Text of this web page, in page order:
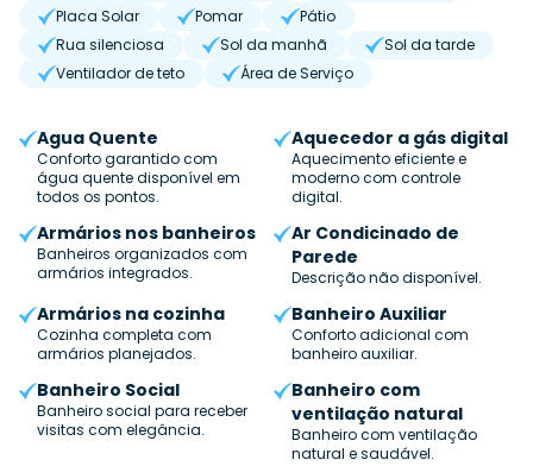
Placa Solar
Pomar
Pátio
Rua silenciosa
Sol da manhã
Sol da tarde
Ventilador de teto
Área de Serviço
Agua Quente
Conforto garantido com
água quente disponível em
todos os pontos.
Aquecedor a gás digital
Aquecimento eficiente e
moderno com controle
digital.
Armários nos banheiros
Banheiros organizados com
armários integrados.
Ar Condicinado de
Parede
Descrição não disponível.
Armários na cozinha
Cozinha completa com
armários planejados.
Banheiro Auxiliar
Conforto adicional com
banheiro auxiliar.
Banheiro Social
Banheiro social para receber
visitas com elegância.
Banheiro com
ventilação natural
Banheiro com ventilação
natural e saudável.